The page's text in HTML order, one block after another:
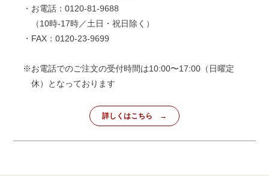
・お電話：0120-81-9688
（10時-17時／土日・祝日除く）
・FAX：0120-23-9699
※お電話でのご注文の受付時間は10:00〜17:00（日曜定
休）となっております
詳しくはこちら